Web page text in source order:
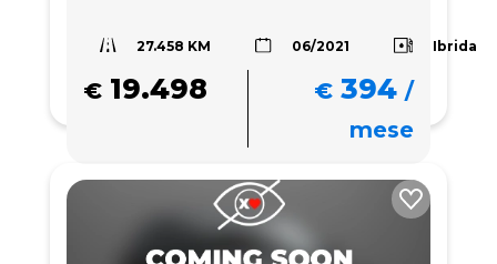
27.458 KM 06/2021 Ibrida
€ 19.498 € 394 /
mese